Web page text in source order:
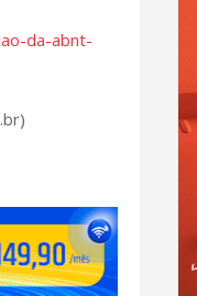
da-abnt-